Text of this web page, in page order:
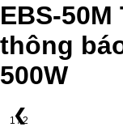
EBS-
thông
500W
1 / 2
❮